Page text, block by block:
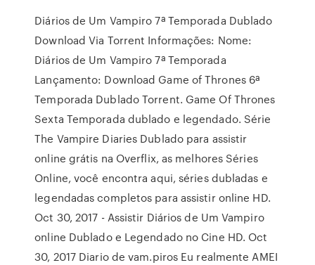
Diários de Um Vampiro 7ª Temporada Dublado
Download Via Torrent Informações: Nome:
Diários de Um Vampiro 7ª Temporada
Lançamento: Download Game of Thrones 6ª
Temporada Dublado Torrent. Game Of Thrones
Sexta Temporada dublado e legendado. Série
The Vampire Diaries Dublado para assistir
online grátis na Overflix, as melhores Séries
Online, você encontra aqui, séries dubladas e
legendadas completos para assistir online HD.
Oct 30, 2017 - Assistir Diários de Um Vampiro
online Dublado e Legendado no Cine HD. Oct
30, 2017 Diario de vam.piros Eu realmente AMEI